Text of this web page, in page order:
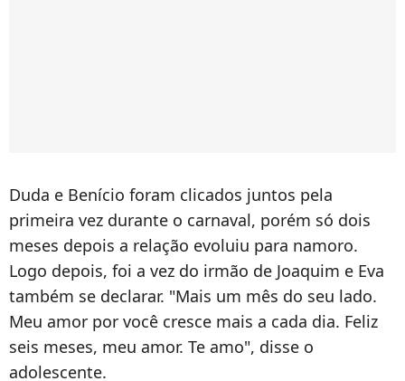
Duda e Benício foram clicados juntos pela
primeira vez durante o carnaval, porém só dois
meses depois a relação evoluiu para namoro.
Logo depois, foi a vez do irmão de Joaquim e Eva
também se declarar. "Mais um mês do seu lado.
Meu amor por você cresce mais a cada dia. Feliz
seis meses, meu amor. Te amo", disse o
adolescente.